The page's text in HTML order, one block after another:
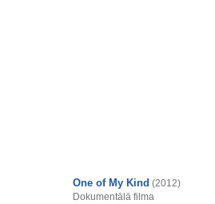
One of My Kind (2012)
Dokumentālā filma